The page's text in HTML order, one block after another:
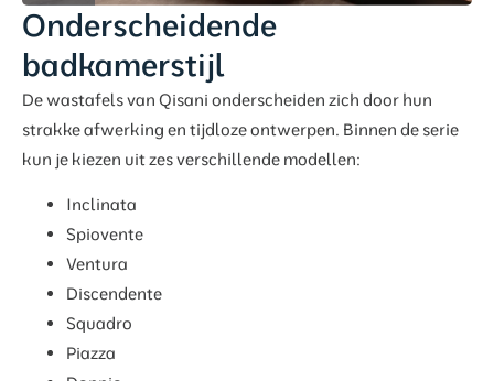
Onderscheidende
badkamerstijl
De wastafels van Qisani onderscheiden zich door hun
strakke afwerking en tijdloze ontwerpen. Binnen de serie
kun je kiezen uit zes verschillende modellen:
Inclinata
Spiovente
Ventura
Discendente
Squadro
Piazza